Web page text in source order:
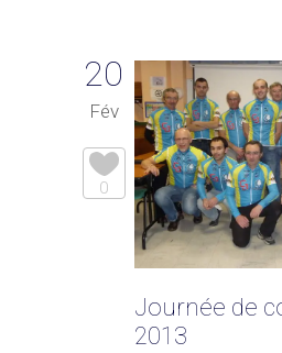
20
Fév
0
Journée de
2013